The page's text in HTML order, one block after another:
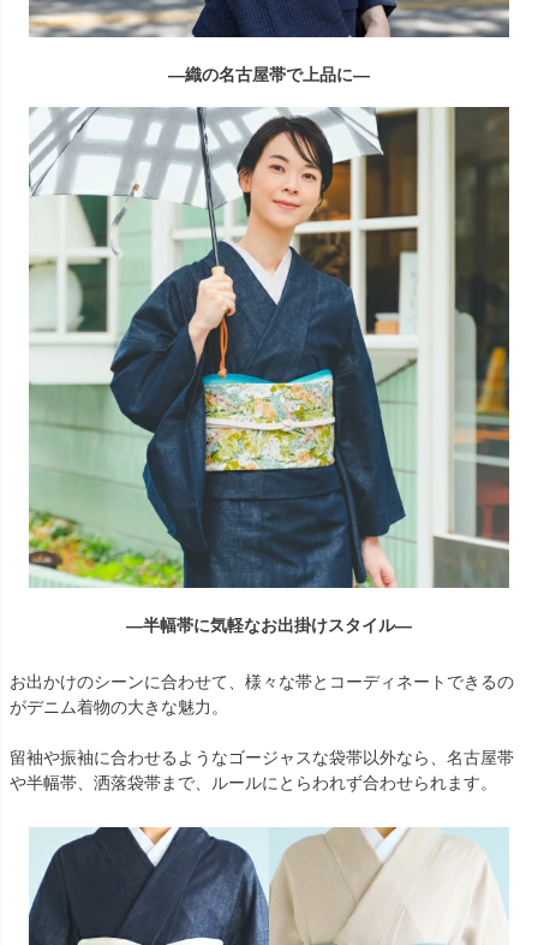
―織の名古屋帯で上品に―
―半幅帯に気軽なお出掛けスタイル―
お出かけのシーンに合わせて、様々な帯とコーディネートできるの
がデニム着物の大きな魅力。
留袖や振袖に合わせるようなゴージャスな袋帯以外なら、名古屋帯
や半幅帯、洒落袋帯まで、ルールにとらわれず合わせられます。